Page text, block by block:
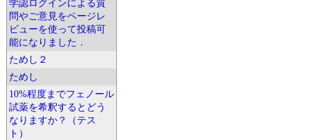
学認ログインによる質
問やご意見をページレ
ビューを使って投稿可
能になりました．
ためし２
ためし
10%程度までフェノール
試薬を希釈するとどう
なりますか？（テス
ト）